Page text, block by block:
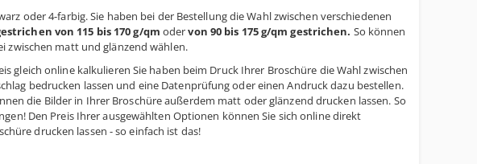
oder 4-farbig. Sie haben bei der Bestellung die Wahl zwischen verschiedenen
von 115 bis 170 g/qm odervon 90 bis 175 g/qm gestrichen. So können
zwischen matt und glänzend wählen.
gleich online kalkulieren Sie haben beim Druck Ihrer Broschüre die Wahl zwischen
bedrucken lassen und eine Datenprüfung oder einen Andruck dazu bestellen.
die Bilder in Ihrer Broschüre außerdem matt oder glänzend drucken lassen. So
Den Preis Ihrer ausgewählten Optionen können Sie sich online direkt
drucken lassen - so einfach ist das!